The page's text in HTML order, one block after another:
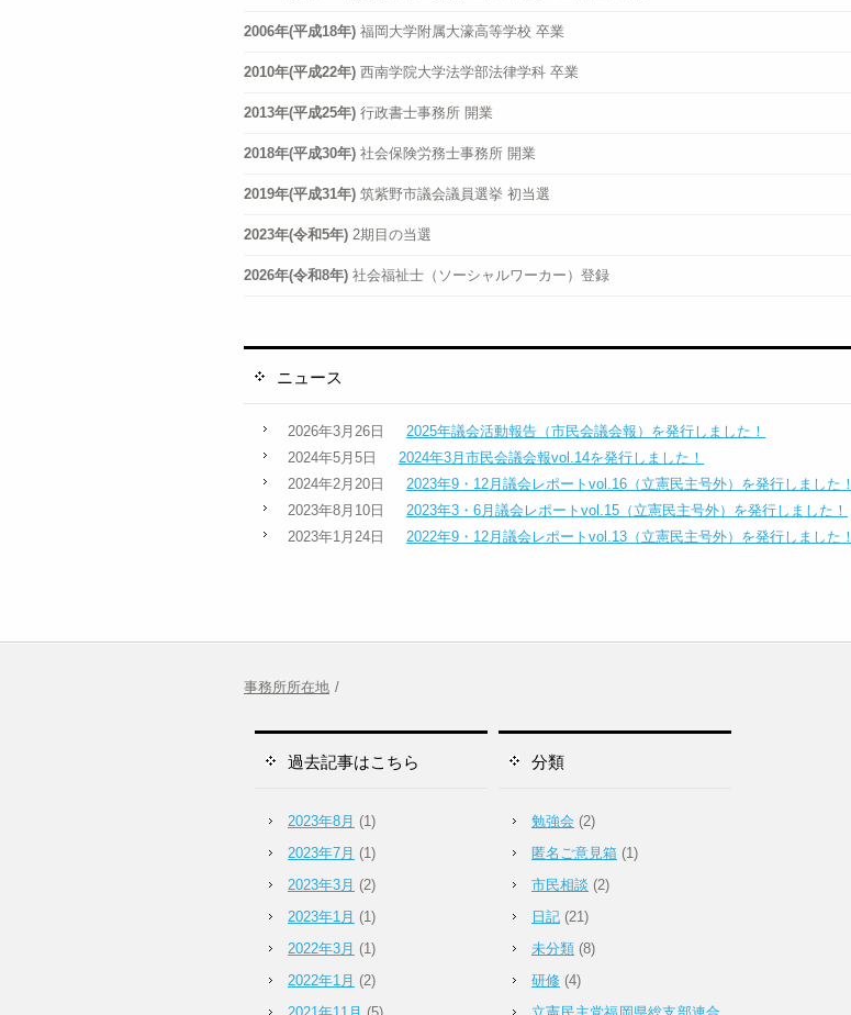
2006年(平成18年) 福岡大学附属大濠高等学校 卒業
2010年(平成22年) 西南学院大学法学部法律学科 卒業
2013年(平成25年) 行政書士事務所 開業
2018年(平成30年) 社会保険労務士事務所 開業
2019年(平成31年) 筑紫野市議会議員選挙 初当選
2023年(令和5年) 2期目の当選
2026年(令和8年) 社会福祉士（ソーシャルワーカー）登録
ニュース
2026年3月26日
2025年議会活動報告（市民会議会報）を発行しました！
2024年5月5日
2024年3月市民会議会報vol.14を発行しました！
2024年2月20日
2023年9・12月議会レポートvol.16（立憲民主号外）を発行しました！
2023年8月10日
2023年3・6月議会レポートvol.15（立憲民主号外）を発行しました！
2023年1月24日
2022年9・12月議会レポートvol.13（立憲民主号外）を発行しました！
事務所所在地
過去記事はこちら
2023年8月 (1)
2023年7月 (1)
2023年3月 (2)
2023年1月 (1)
2022年3月 (1)
2022年1月 (2)
分類
勉強会 (2)
匿名ご意見箱 (1)
市民相談 (2)
日記 (21)
未分類 (8)
研修 (4)